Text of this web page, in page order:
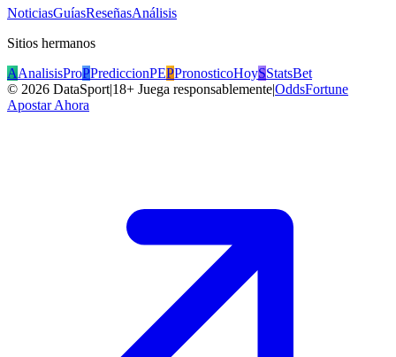
NoticiasGuíasReseñasAnálisis
Sitios hermanos
AAnalisisProPPrediccionPEPPronosticoHoySStatsBet
© 2026 DataSport|18+ Juega responsablemente|OddsFortune
Apostar Ahora